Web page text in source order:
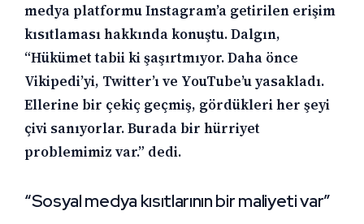
medya platformu Instagram’a getirilen erişim
kısıtlaması hakkında konuştu. Dalgın,
“Hükümet tabii ki şaşırtmıyor. Daha önce
Vikipedi’yi, Twitter’ı ve YouTube’u yasakladı.
Ellerine bir çekiç geçmiş, gördükleri her şeyi
çivi sanıyorlar. Burada bir hürriyet
problemimiz var.” dedi.
“Sosyal medya kısıtlarının bir maliyeti var”